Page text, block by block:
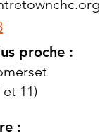
proche :
11)
: